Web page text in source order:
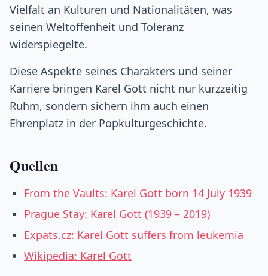
Vielfalt an Kulturen und Nationalitäten, was
seinen Weltoffenheit und Toleranz
widerspiegelte.
Diese Aspekte seines Charakters und seiner
Karriere bringen Karel Gott nicht nur kurzzeitig
Ruhm, sondern sichern ihm auch einen
Ehrenplatz in der Popkulturgeschichte.
Quellen
From the Vaults: Karel Gott born 14 July 1939
Prague Stay: Karel Gott (1939 – 2019)
Expats.cz: Karel Gott suffers from leukemia
Wikipedia: Karel Gott